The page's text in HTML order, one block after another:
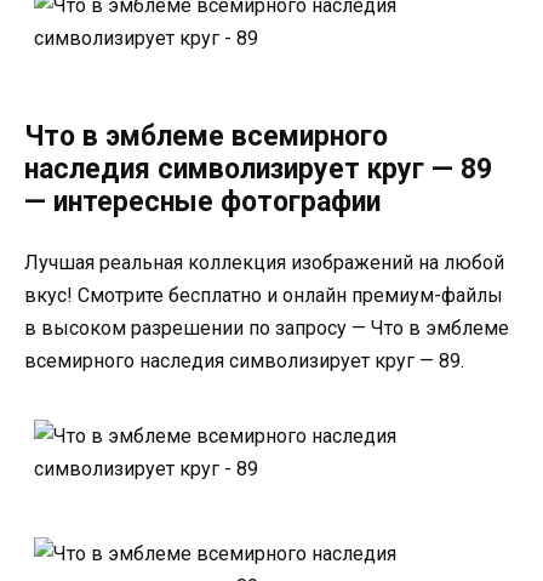
Что в эмблеме всемирного
наследия символизирует круг — 89
— интересные фотографии
Лучшая реальная коллекция изображений на любой
вкус! Смотрите бесплатно и онлайн премиум-файлы
в высоком разрешении по запросу — Что в эмблеме
всемирного наследия символизирует круг — 89.